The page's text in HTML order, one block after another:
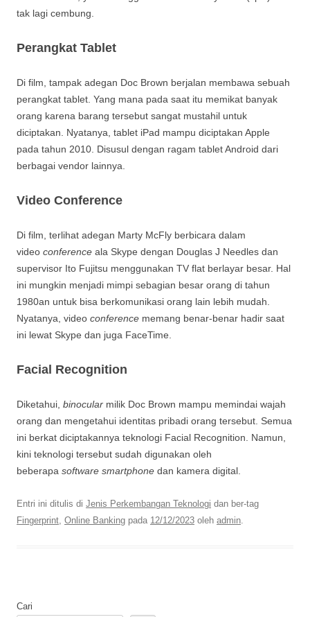
tak lagi cembung.
Perangkat Tablet
Di film, tampak adegan Doc Brown berjalan membawa sebuah
perangkat tablet. Yang mana pada saat itu memikat banyak
orang karena barang tersebut sangat mustahil untuk
diciptakan. Nyatanya, tablet iPad mampu diciptakan Apple
pada tahun 2010. Disusul dengan ragam tablet Android dari
berbagai vendor lainnya.
Video Conference
Di film, terlihat adegan Marty McFly berbicara dalam
video conference ala Skype dengan Douglas J Needles dan
supervisor Ito Fujitsu menggunakan TV flat berlayar besar. Hal
ini mungkin menjadi mimpi sebagian besar orang di tahun
1980an untuk bisa berkomunikasi orang lain lebih mudah.
Nyatanya, video conference memang benar-benar hadir saat
ini lewat Skype dan juga FaceTime.
Facial Recognition
Diketahui, binocular milik Doc Brown mampu memindai wajah
orang dan mengetahui identitas pribadi orang tersebut. Semua
ini berkat diciptakannya teknologi Facial Recognition. Namun,
kini teknologi tersebut sudah digunakan oleh
beberapa software smartphone dan kamera digital.
Entri ini ditulis di Jenis Perkembangan Teknologi dan ber-tag
Fingerprint, Online Banking pada 12/12/2023 oleh admin.
Cari